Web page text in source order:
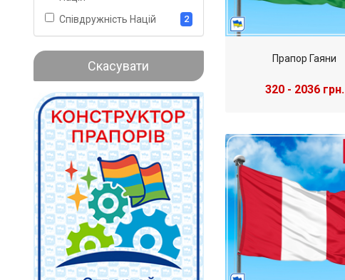
Співдружність Націй 2
Скасувати
Прапор Гаяни
320 - 2036 грн.